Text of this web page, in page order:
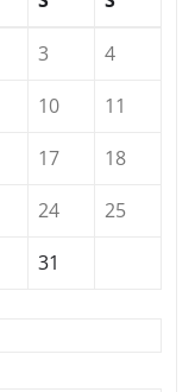
3
4
10
11
17
18
24
25
31